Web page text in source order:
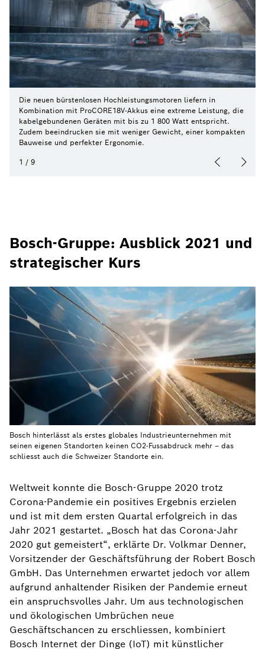
Die neuen bürstenlosen Hochleistungsmotoren liefern in
Kombination mit ProCORE18V-Akkus eine extreme Leistung, die
kabelgebundenen Geräten mit bis zu 1 800 Watt entspricht.
Zudem beeindrucken sie mit weniger Gewicht, einer kompakten
Bauweise und perfekter Ergonomie.
1 / 9
Bosch-Gruppe: Ausblick 2021 und
strategischer Kurs
Weltweit konnte die Bosch-Gruppe 2020 trotz
Corona-Pandemie ein positives Ergebnis erzielen
und ist mit dem ersten Quartal erfolgreich in das
Jahr 2021 gestartet. „Bosch hat das Corona-Jahr
2020 gut gemeistert“, erklärte Dr. Volkmar Denner,
Vorsitzender der Geschäftsführung der Robert Bosch
GmbH. Das Unternehmen erwartet jedoch vor allem
aufgrund anhaltender Risiken der Pandemie erneut
ein anspruchsvolles Jahr. Um aus technologischen
und ökologischen Umbrüchen neue
Geschäftschancen zu erschliessen, kombiniert
Bosch Internet der Dinge (IoT) mit künstlicher
Bosch hinterlässt als erstes globales Industrieunternehmen mit
seinen eigenen Standorten keinen CO2-Fussabdruck mehr – das
schliesst auch die Schweizer Standorte ein.